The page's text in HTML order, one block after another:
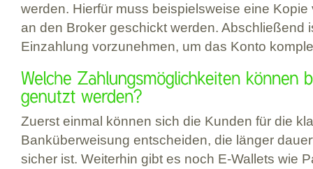
werden. Hierfür muss beispielsweise eine
an den Broker geschickt werden. Abschließend
Einzahlung vorzunehmen, um das Konto
Zuerst einmal können sich die Kunden für die
Banküberweisung entscheiden, die länger
sicher ist. Weiterhin gibt es noch E-Wallets wie